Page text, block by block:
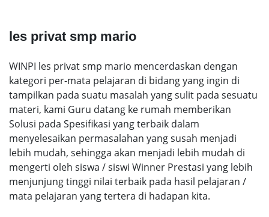
les privat smp mario
WINPI les privat smp mario mencerdaskan dengan
kategori per-mata pelajaran di bidang yang ingin di
tampilkan pada suatu masalah yang sulit pada sesuatu
materi, kami Guru datang ke rumah memberikan
Solusi pada Spesifikasi yang terbaik dalam
menyelesaikan permasalahan yang susah menjadi
lebih mudah, sehingga akan menjadi lebih mudah di
mengerti oleh siswa / siswi Winner Prestasi yang lebih
menjunjung tinggi nilai terbaik pada hasil pelajaran /
mata pelajaran yang tertera di hadapan kita.